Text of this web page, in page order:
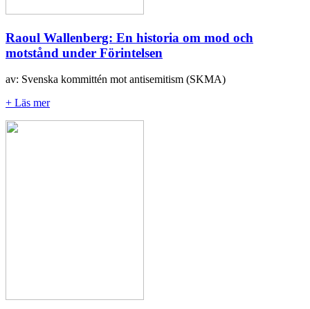
Raoul Wallenberg: En historia om mod och
motstånd under Förintelsen
av: Svenska kommittén mot antisemitism (SKMA)
+ Läs mer